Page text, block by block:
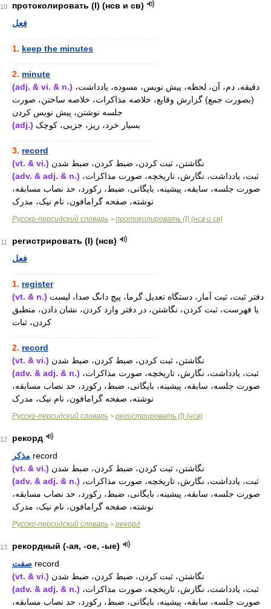
10
протоколировать (I) (нсв и св)
فعل
1. keep the minutes
2. minute
(adj. & vi. & n.)
(بصورت جمع) گزارش وقایع، خلاصه مذاکرات، خلاصه ساختن، صورت
جلسه نوشتن، پیش نویس کردن
(adj.) بسیار خرد، ریز، جزیی، کوچک
3. record
(vt. & vi.) نگاشتن، ثبت کردن، ضبط کردن، ضبط شدن
(adv. & adj. & n.)
صورت جلسه، سابقه، پیشینه، بایگانی، ضبط، رکورد، حد نصاب مسابقه،
نوشته، صفحه گرامافون، نام نیک، مدرک
Русско-персидский словарь > протоколировать (I) (нсв и св)
11
регистрировать (I) (нсв)
فعل
1. register
(vt. & n.)
یا فهرست، ثبت کردن، نگاشتن، در دفتر وارد کردن، نشان دادن، منطبق
کردن، ثبات
2. record
(vt. & vi.) نگاشتن، ثبت کردن، ضبط کردن، ضبط شدن
(adv. & adj. & n.)
صورت جلسه، سابقه، پیشینه، بایگانی، ضبط، رکورد، حد نصاب مسابقه،
نوشته، صفحه گرامافون، نام نیک، مدرک
Русско-персидский словарь > регистрировать (I) (нсв)
12
рекорд
مذکر record
(vt. & vi.) نگاشتن، ثبت کردن، ضبط کردن، ضبط شدن
(adv. & adj. & n.)
صورت جلسه، سابقه، پیشینه، بایگانی، ضبط، رکورد، حد نصاب مسابقه،
نوشته، صفحه گرامافون، نام نیک، مدرک
Русско-персидский словарь > рекорд
13
рекордный (-ая, -ое, -ые)
صفت record
(vt. & vi.) نگاشتن، ثبت کردن، ضبط کردن، ضبط شدن
(adv. & adj. & n.)
صورت جلسه، سابقه، پیشینه، بایگانی، ضبط، رکورد، حد نصاب مسابقه،